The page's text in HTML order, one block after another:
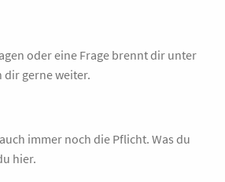
oder eine Frage brennt dir unter
dir gerne weiter.
immer noch die Pflicht. Was du
hier.